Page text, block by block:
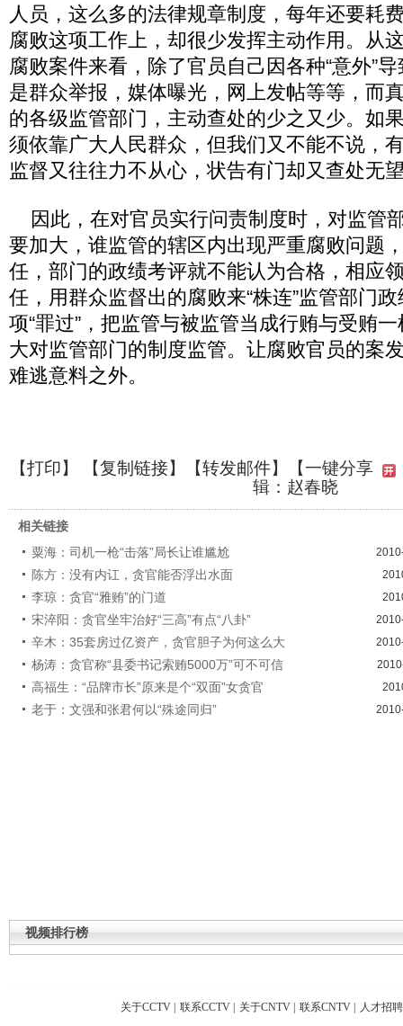
人员，这么多的法律规章制度，每年还要耗
腐败这项工作上，却很少发挥主动作用。从
腐败案件来看，除了官员自己因各种“意外”
是群众举报，媒体曝光，网上发帖等等，而
的各级监管部门，主动查处的少之又少。如
须依靠广大人民群众，但我们又不能不说，
监督又往往力不从心，状告有门却又查处无
因此，在对官员实行问责制度时，对监管
要加大，谁监管的辖区内出现严重腐败问题
任，部门的政绩考评就不能认为合格，相应
任，用群众监督出的腐败来“株连”监管部门
项“罪过”，把监管与被监管当成行贿与受贿
大对监管部门的制度监管。让腐败官员的案
难逃意料之外。
【打印】 【复制链接】【转发邮件】
【一键分享
辑：赵春晓
相关链接
粟海：司机一枪“击落”局长让谁尴尬
陈方：没有内讧，贪官能否浮出水面
李琼：贪官“雅贿”的门道
宋淬阳：贪官坐牢治好“三高”有点“八卦”
辛木：35套房过亿资产，贪官胆子为何这么大
杨涛：贪官称“县委书记索贿5000万”可不可信
高福生：“品牌市长”原来是个“双面”女贪官
老于：文强和张君何以“殊途同归”
视频排行榜
关于CCTV | 联系CCTV | 关于CNTV | 联系CNTV | 人才招聘